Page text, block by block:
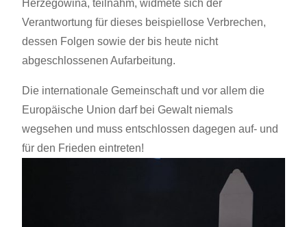
Herzegowina, teilnahm, widmete sich der
Verantwortung für dieses beispiellose Verbrechen,
dessen Folgen sowie der bis heute nicht
abgeschlossenen Aufarbeitung.
Die internationale Gemeinschaft und vor allem die
Europäische Union darf bei Gewalt niemals
wegsehen und muss entschlossen dagegen auf- und
für den Frieden eintreten!